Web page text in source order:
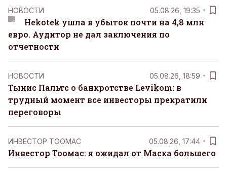
НОВОСТИ 05.08.26, 19:35
Hekotek ушла в убыток почти на 4,8 млн
евро. Аудитор не дал заключения по
отчетности
НОВОСТИ 05.08.26, 18:59
Тынис Пальтс о банкротстве Levikom: в
трудный момент все инвесторы прекратили
переговоры
ИНВЕСТОР ТООМАС 05.08.26, 17:44
Инвестор Тоомас: я ожидал от Маска большего